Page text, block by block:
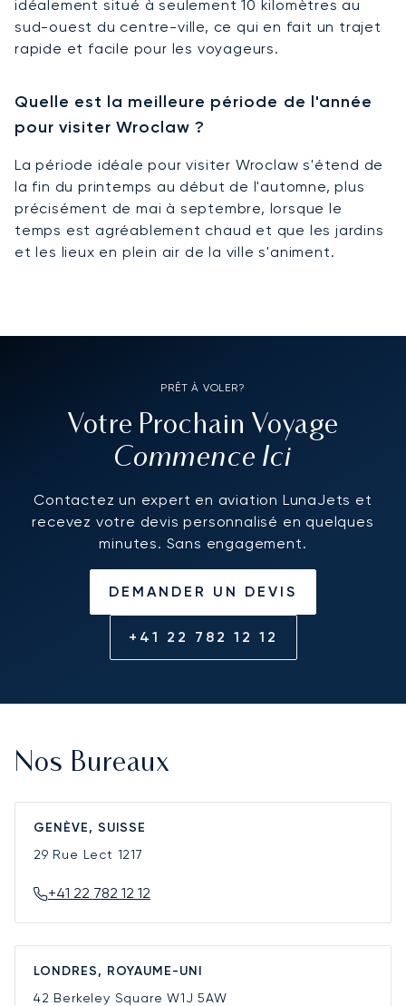
idéalement situé à seulement 10 kilomètres au
sud-ouest du centre-ville, ce qui en fait un trajet
rapide et facile pour les voyageurs.
Quelle est la meilleure période de l'année
pour visiter Wroclaw ?
La période idéale pour visiter Wroclaw s'étend de
la fin du printemps au début de l'automne, plus
précisément de mai à septembre, lorsque le
temps est agréablement chaud et que les jardins
et les lieux en plein air de la ville s'animent.
PRÊT À VOLER?
Votre Prochain Voyage
Commence Ici
Contactez un expert en aviation LunaJets et
recevez votre devis personnalisé en quelques
minutes. Sans engagement.
DEMANDER UN DEVIS
+41 22 782 12 12
Nos Bureaux
GENÈVE, SUISSE
29 Rue Lect 1217
+41 22 782 12 12
LONDRES, ROYAUME-UNI
42 Berkeley SquareW1J 5AW